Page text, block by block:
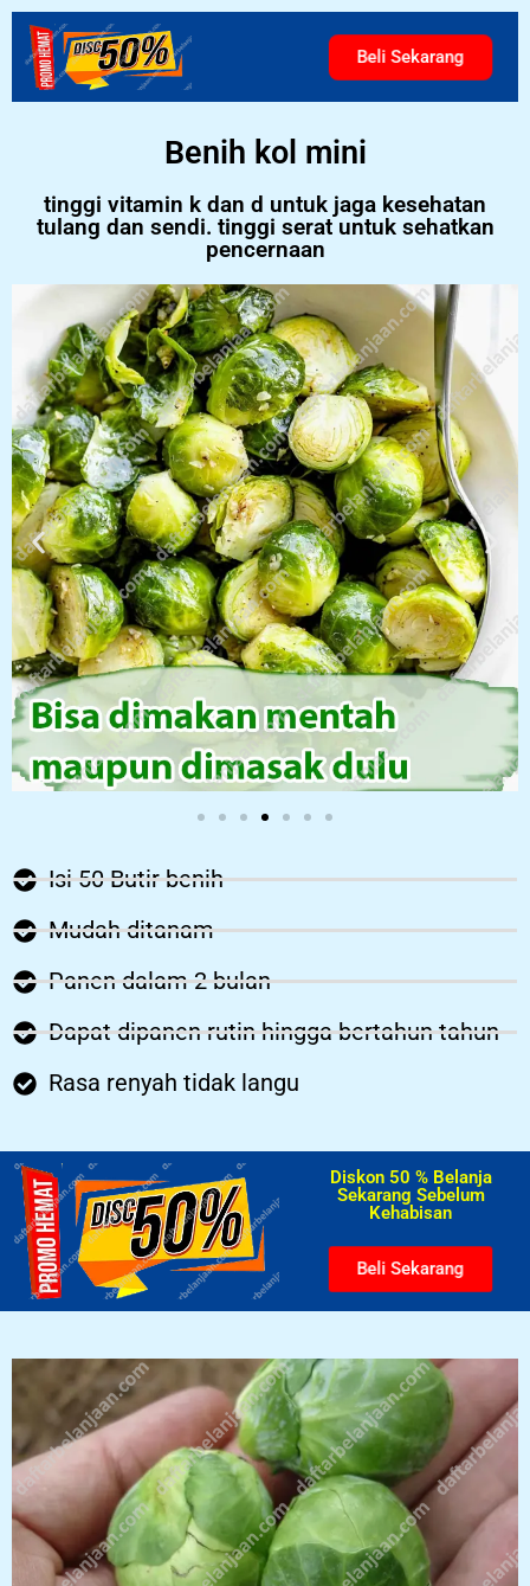
Beli Sekarang
Benih kol mini
tinggi vitamin k dan d untuk jaga kesehatan
tulang dan sendi. tinggi serat untuk sehatkan
pencernaan
Isi 50 Butir benih
Mudah ditanam
Panen dalam 2 bulan
Dapat dipanen rutin hingga bertahun tahun
Rasa renyah tidak langu
Diskon 50 % Belanja
Sekarang Sebelum
Kehabisan​
Beli Sekarang